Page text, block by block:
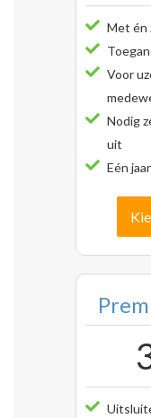
Met én
Voor
Nodig
uit
Eén